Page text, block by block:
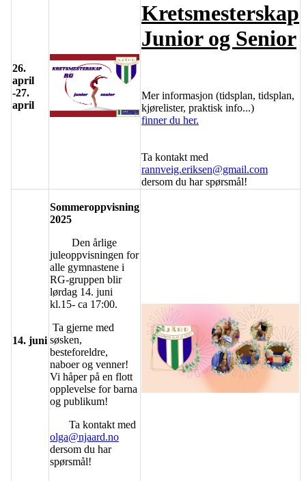
26.
april
-27.
april
Kretsmesterskap
Junior og Senior
Mer informasjon (tidsplan, tidsplan,
kjørelister, praktisk info...)
finner du her.
Ta kontakt med
rannveig.eriksen@gmail.com
dersom du har spørsmål!
14. juni
Sommeroppvisning
2025
Den årlige
juleoppvisningen for
alle gymnastene i
RG-gruppen blir
lørdag 14. juni
kl.15- ca 17:00.
Ta gjerne med
søsken,
besteforeldre,
naboer og venner!
Vi håper på en flott
opplevelse for barna
og publikum!
Ta kontakt med
olga@njaard.no
dersom du har
spørsmål!